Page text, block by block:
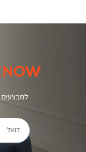
דואל